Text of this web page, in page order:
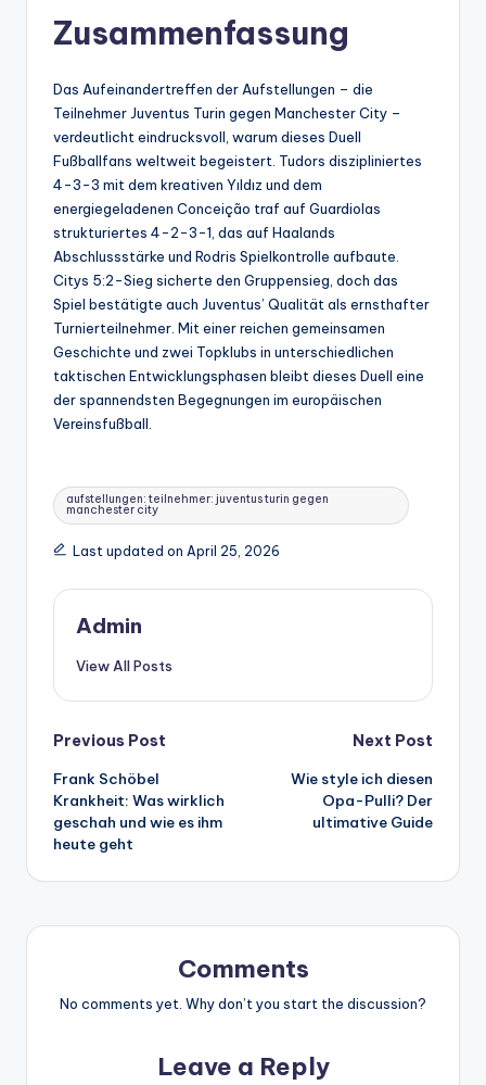
Zusammenfassung
Das Aufeinandertreffen der Aufstellungen – die
Teilnehmer Juventus Turin gegen Manchester City –
verdeutlicht eindrucksvoll, warum dieses Duell
Fußballfans weltweit begeistert. Tudors diszipliniertes
4-3-3 mit dem kreativen Yıldız und dem
energiegeladenen Conceição traf auf Guardiolas
strukturiertes 4-2-3-1, das auf Haalands
Abschlussstärke und Rodris Spielkontrolle aufbaute.
Citys 5:2-Sieg sicherte den Gruppensieg, doch das
Spiel bestätigte auch Juventus’ Qualität als ernsthafter
Turnierteilnehmer. Mit einer reichen gemeinsamen
Geschichte und zwei Topklubs in unterschiedlichen
taktischen Entwicklungsphasen bleibt dieses Duell eine
der spannendsten Begegnungen im europäischen
Vereinsfußball.
Tags:
aufstellungen: teilnehmer: juventus turin gegen
manchester city
Last updated on April 25, 2026
Admin
View All Posts
Post
navigation
Previous Post
Frank Schöbel
Krankheit: Was wirklich
geschah und wie es ihm
heute geht
Next Post
Wie style ich diesen
Opa-Pulli? Der
ultimative Guide
Comments
No comments yet. Why don’t you start the discussion?
Leave a Reply